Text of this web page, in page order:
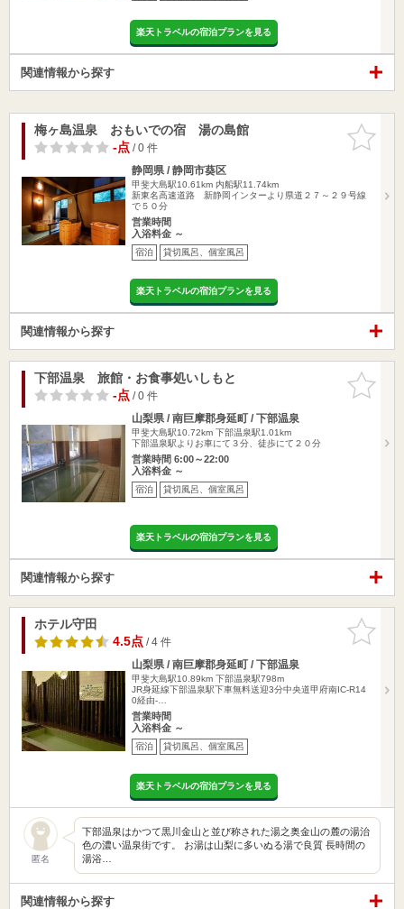
楽天トラベルの宿泊プランを見る
関連情報から探す
お気に入
りに追加
梅ヶ島温泉 おもいでの宿 湯の島館
-点/ 0 件
静岡県 / 静岡市葵区
甲斐大島駅10.61km 内船駅11.74km
新東名高速道路 新静岡インターより県道２７～２９号線
で５０分
営業時間
入浴料金 ～
宿泊 貸切風呂、個室風呂
楽天トラベルの宿泊プランを見る
関連情報から探す
お気に入
りに追加
下部温泉 旅館・お食事処いしもと
-点/ 0 件
山梨県 / 南巨摩郡身延町 / 下部温泉
甲斐大島駅10.72km 下部温泉駅1.01km
下部温泉駅よりお車にて３分、徒歩にて２０分
営業時間 6:00～22:00
入浴料金 ～
宿泊 貸切風呂、個室風呂
楽天トラベルの宿泊プランを見る
関連情報から探す
お気に入
りに追加
ホテル守田
4.5点/ 4 件
山梨県 / 南巨摩郡身延町 / 下部温泉
甲斐大島駅10.89km 下部温泉駅798m
JR身延線下部温泉駅下車無料送迎3分中央道甲府南IC-R14
0経由-…
営業時間
入浴料金 ～
宿泊 貸切風呂、個室風呂
楽天トラベルの宿泊プランを見る
匿名
下部温泉はかつて黒川金山と並び称された湯之奥金山の麓の湯治
色の濃い温泉街です。 お湯は山梨に多いぬる湯で良質 長時間の
湯浴…
関連情報から探す